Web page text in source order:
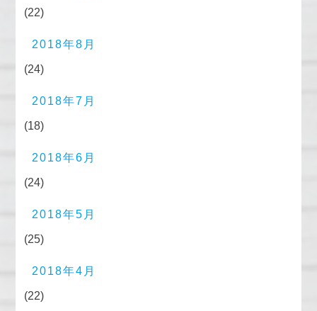
(22)
2018年8月
(24)
2018年7月
(18)
2018年6月
(24)
2018年5月
(25)
2018年4月
(22)